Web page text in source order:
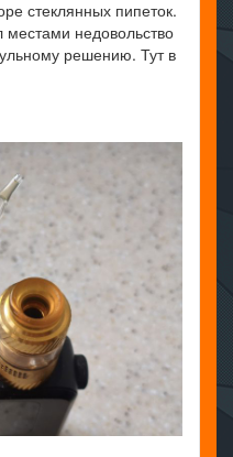
стеклянных пипеток.
недовольство
решению. Тут в